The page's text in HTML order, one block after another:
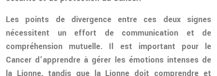
Les points de divergence entre ces deux signes
nécessitent un effort de communication et de
compréhension mutuelle. Il est important pour le
Cancer d’apprendre à gérer les émotions intenses de
la Lionne, tandis que la Lionne doit comprendre et